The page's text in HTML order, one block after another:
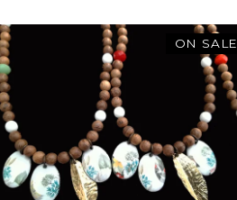
ON SALE